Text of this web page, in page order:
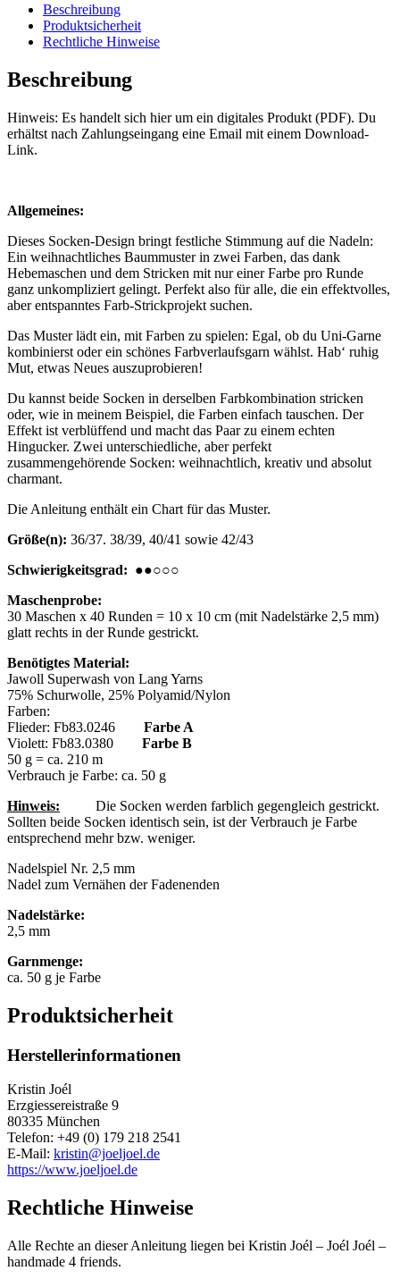
Beschreibung
Produktsicherheit
Rechtliche Hinweise
Beschreibung
Hinweis: Es handelt sich hier um ein digitales Produkt (PDF). Du
erhältst nach Zahlungseingang eine Email mit einem Download-
Link.
Allgemeines:
Dieses Socken-Design bringt festliche Stimmung auf die Nadeln:
Ein weihnachtliches Baummuster in zwei Farben, das dank
Hebemaschen und dem Stricken mit nur einer Farbe pro Runde
ganz unkompliziert gelingt. Perfekt also für alle, die ein effektvolles,
aber entspanntes Farb-Strickprojekt suchen.
Das Muster lädt ein, mit Farben zu spielen: Egal, ob du Uni-Garne
kombinierst oder ein schönes Farbverlaufs­garn wählst. Hab‘ ruhig
Mut, etwas Neues auszuprobieren!
Du kannst beide Socken in derselben Farbkombination stricken
oder, wie in meinem Beispiel, die Farben einfach tauschen. Der
Effekt ist verblüffend und macht das Paar zu einem echten
Hingucker. Zwei unterschiedliche, aber perfekt
zusammengehörende Socken: weihnachtlich, kreativ und absolut
charmant.
Die Anleitung enthält ein Chart für das Muster.
Größe(n): 36/37. 38/39, 40/41 sowie 42/43
Schwierigkeitsgrad: ●●○○○
Maschenprobe:
30 Maschen x 40 Runden = 10 x 10 cm (mit Nadelstärke 2,5 mm)
glatt rechts in der Runde gestrickt.
Benötigtes Material:
Jawoll Superwash von Lang Yarns
75% Schurwolle, 25% Polyamid/Nylon
Farben:
Flieder: Fb83.0246 Farbe A
Violett: Fb83.0380 Farbe B
50 g = ca. 210 m
Verbrauch je Farbe: ca. 50 g
Hinweis: Die Socken werden farblich gegengleich gestrickt.
Sollten beide Socken identisch sein, ist der Verbrauch je Farbe
entsprechend mehr bzw. weniger.
Nadelspiel Nr. 2,5 mm
Nadel zum Vernähen der Fadenenden
Nadelstärke:
2,5 mm
Garnmenge:
ca. 50 g je Farbe
Produktsicherheit
Herstellerinformationen
Kristin Joél
Erzgiessereistraße 9
80335 München
Telefon: +49 (0) 179 218 2541
E-Mail: kristin@joeljoel.de
https://www.joeljoel.de
Rechtliche Hinweise
Alle Rechte an dieser Anleitung liegen bei Kristin Joél – Joél Joél –
handmade 4 friends.